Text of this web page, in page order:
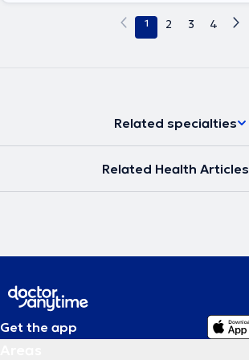
1 2 3 4
Related specialties
Related Health Articles
Get the app